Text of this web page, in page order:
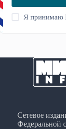
Я принимаю
Сетевое
Федеральной